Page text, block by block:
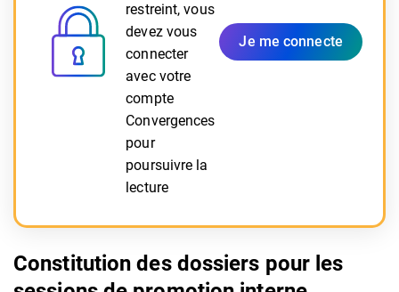
restreint, vous
devez vous
connecter
avec votre
compte
Convergences
pour
poursuivre la
lecture
Je me connecte
Constitution des dossiers pour les